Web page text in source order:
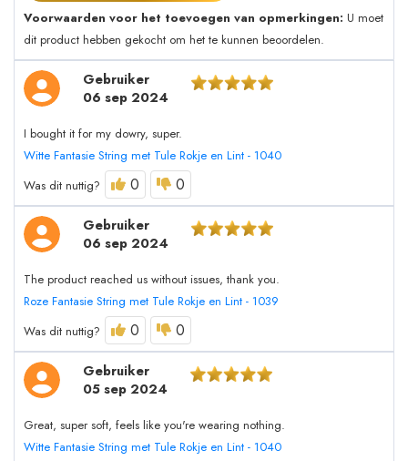
Voorwaarden voor het toevoegen van opmerkingen: U moet
dit product hebben gekocht om het te kunnen beoordelen.
Gebruiker
06 sep 2024
I bought it for my dowry, super.
Witte Fantasie String met Tule Rokje en Lint - 1040
Was dit nuttig?
0 0
Gebruiker
06 sep 2024
The product reached us without issues, thank you.
Roze Fantasie String met Tule Rokje en Lint - 1039
Was dit nuttig?
0 0
Gebruiker
05 sep 2024
Great, super soft, feels like you're wearing nothing.
Witte Fantasie String met Tule Rokje en Lint - 1040